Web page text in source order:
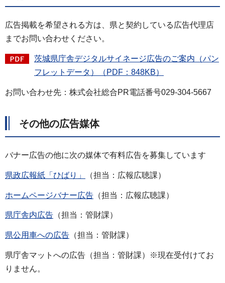
広告掲載を希望される方は、県と契約している広告代理店
までお問い合わせください。
茨城県庁舎デジタルサイネージ広告のご案内（パン
フレットデータ）（PDF：848KB）
お問い合わせ先：株式会社総合PR電話番号029-304-5667
その他の広告媒体
バナー広告の他に次の媒体で有料広告を募集しています
県政広報紙「ひばり」 （担当：広報広聴課）
ホームページバナー広告 （担当：広報広聴課）
県庁舎内広告 （担当：管財課）
県公用車への広告 （担当：管財課）
県庁舎マットへの広告（担当：管財課）※現在受付けてお
りません。